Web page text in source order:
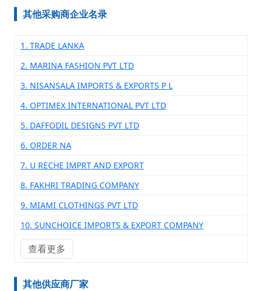
其他采购商企业名录
1. TRADE LANKA
2. MARINA FASHION PVT LTD
3. NISANSALA IMPORTS & EXPORTS P L
4. OPTIMEX INTERNATIONAL PVT LTD
5. DAFFODIL DESIGNS PVT LTD
6. ORDER NA
7. U RECHE IMPRT AND EXPORT
8. FAKHRI TRADING COMPANY
9. MIAMI CLOTHINGS PVT LTD
10. SUNCHOICE IMPORTS & EXPORT COMPANY
查看更多
其他供应商厂家